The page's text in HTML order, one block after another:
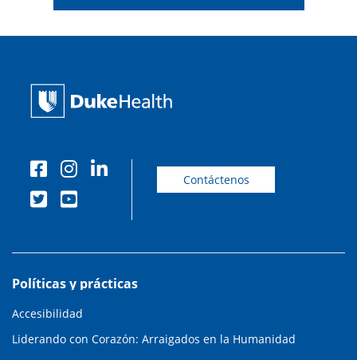
Contáctenos
Políticas y prácticas
Accesibilidad
Liderando con Corazón: Arraigados en la Humanidad